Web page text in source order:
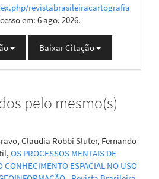
revistabrasileiracartografia
em: 6 ago. 2026.
Baixar Citação
pelo mesmo(s)
Claudia Robbi Sluter, Fernando
OS PROCESSOS MENTAIS DE
CONHECIMENTO ESPACIAL NO USO